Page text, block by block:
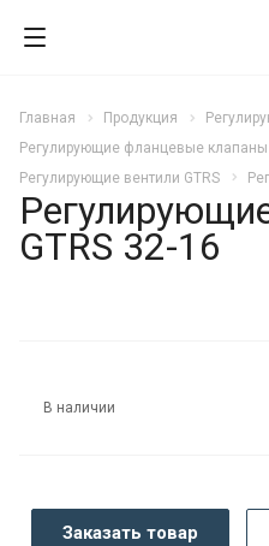
Главная Продукция
Регулирующие фланцевые клапаны
Регулирующие вентили GTRS
GTRS 32-16
В наличии
Заказать товар